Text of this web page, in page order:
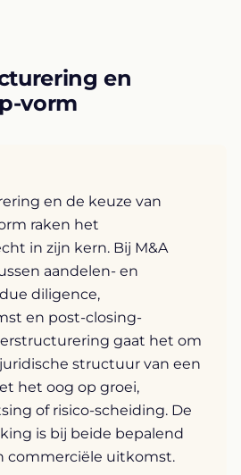
en
vorm
en de keuze van
raken het
in zijn kern. Bij M&A
aandelen- en
diligence,
en post-closing-
gaat het om
structuur van een
het oog op groei,
of risico-scheiding. De
is bij beide bepalend
commerciële uitkomst.